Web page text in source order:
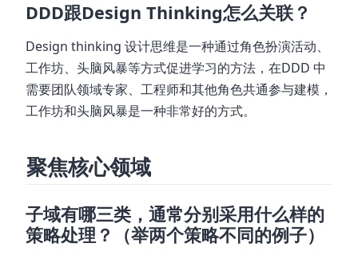
DDD跟Design Thinking怎么关联？
Design thinking 设计思维是一种通过角色扮演活动、
工作坊、头脑风暴等方式促进学习的方法，在DDD 中
需要团队领域专家、工程师和其他角色共通参与建模，
工作坊和头脑风暴是一种非常好的方式。
聚焦核心领域
子域有哪三类，通常分别采用什么样的
策略处理？（举两个策略不同的例子）